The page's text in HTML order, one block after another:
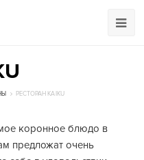
РЕСТОРАН KAIKU
коронное блюдо в
предложат очень